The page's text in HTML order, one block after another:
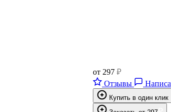
от 297 ₽
Отзывы
Купить в один клик